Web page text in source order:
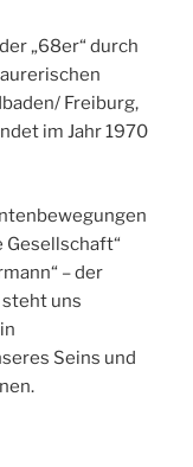
„68er“ durch
Freiburg,
im Jahr 1970
Gesellschaft“
– der
steht uns
Seins und